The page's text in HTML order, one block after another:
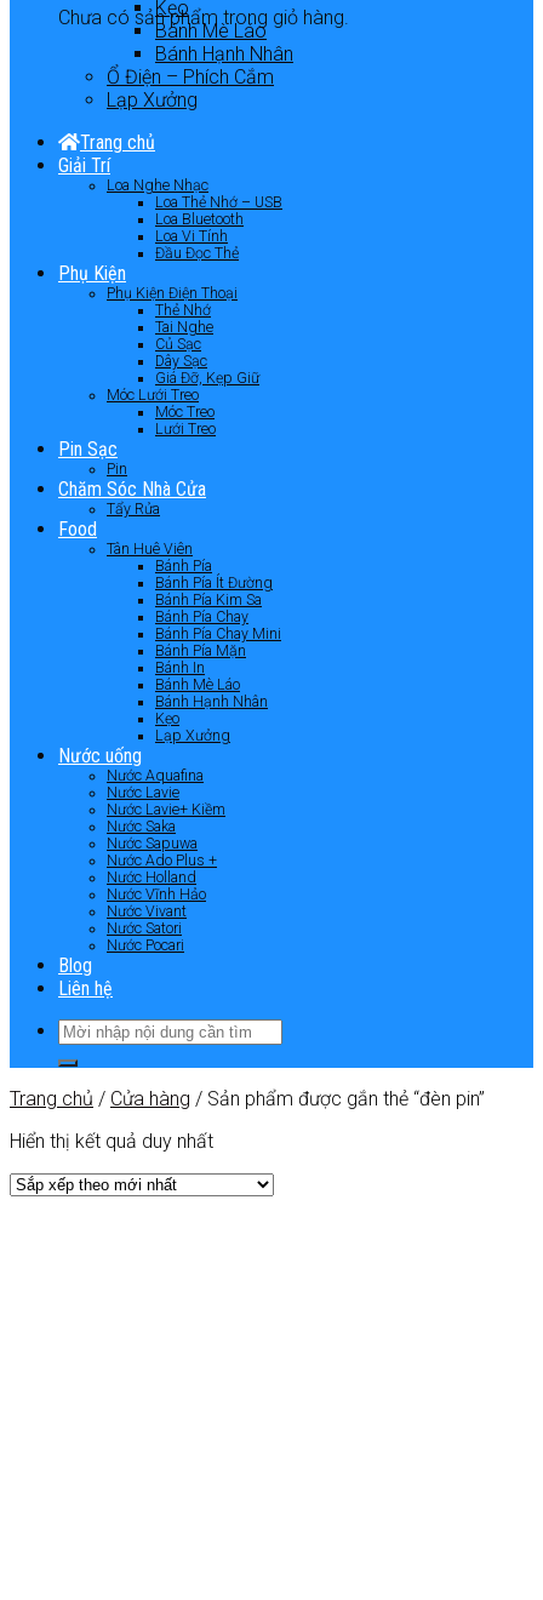
Chưa có sản phẩm trong giỏ hàng.
Kẹo
Bánh Mè Láo
Bánh Hạnh Nhân
Ổ Điện – Phích Cắm
Lạp Xưởng
Trang chủ
Giải Trí
Loa Nghe Nhạc
Loa Thẻ Nhớ – USB
Loa Bluetooth
Loa Vi Tính
Đầu Đọc Thẻ
Phụ Kiện
Phụ Kiện Điện Thoại
Thẻ Nhớ
Tai Nghe
Củ Sạc
Dây Sạc
Giá Đỡ, Kẹp Giữ
Móc Lưới Treo
Móc Treo
Lưới Treo
Pin Sạc
Pin
Chăm Sóc Nhà Cửa
Tẩy Rửa
Food
Tân Huê Viên
Bánh Pía
Bánh Pía Ít Đường
Bánh Pía Kim Sa
Bánh Pía Chay
Bánh Pía Chay Mini
Bánh Pía Mặn
Bánh In
Bánh Mè Láo
Bánh Hạnh Nhân
Kẹo
Lạp Xưởng
Nước uống
Nước Aquafina
Nước Lavie
Nước Lavie+ Kiềm
Nước Saka
Nước Sapuwa
Nước Ado Plus +
Nước Holland
Nước Vĩnh Hảo
Nước Vivant
Nước Satori
Nước Pocari
Blog
Liên hệ
Trang chủ / Cửa hàng / Sản phẩm được gắn thẻ “đèn pin”
Hiển thị kết quả duy nhất